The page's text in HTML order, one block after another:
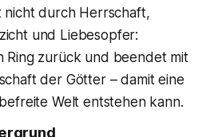
nicht durch Herrschaft,
und Liebesopfer:
Ring zurück und beendet mit
der Götter – damit eine
Welt entstehen kann.